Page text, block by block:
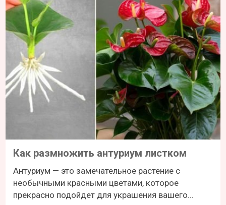
Как размножить антуриум листком
Антуриум — это замечательное растение с
необычными красными цветами, которое
прекрасно подойдет для украшения вашего...